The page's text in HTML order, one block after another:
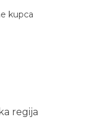
kupca
regija